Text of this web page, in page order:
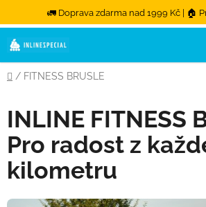
🚛 Doprava zdarma nad 1999 Kč | 🏠
Přejít na obsah
Domů
/ FITNESS BRUSLE
INLINE FITNESS
Pro radost z
kilometru